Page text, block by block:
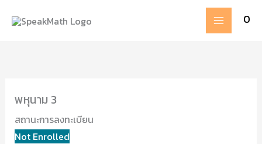
MAIN
MENU
0
พหุนาม 3
สถานะการลงทะเบียน
Not Enrolled